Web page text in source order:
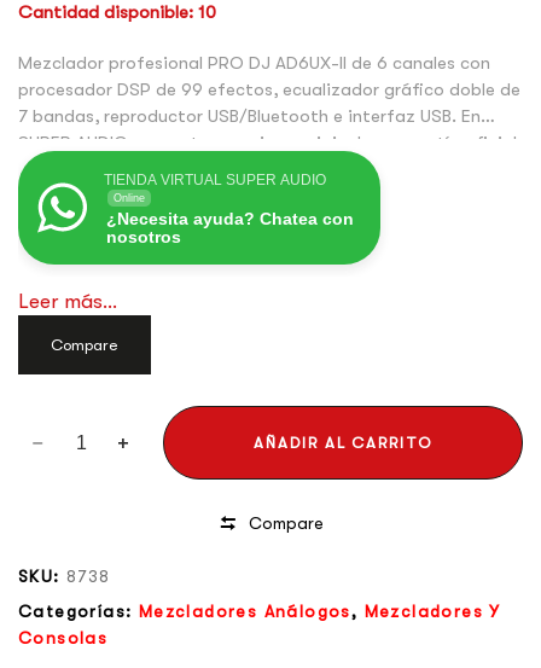
Cantidad disponible: 10
Mezclador profesional PRO DJ AD6UX-II de 6 canales con
procesador DSP de 99 efectos, ecualizador gráfico doble de
7 bandas, reproductor USB/Bluetooth e interfaz USB. En
SUPER AUDIO encuentras equipos originales, garantía oficial
y respaldo especializado.
TIENDA VIRTUAL SUPER AUDIO
Online
¿Necesita ayuda? Chatea con
nosotros
Leer más...
Compare
AÑADIR AL CARRITO
Compare
SKU: 8738
Categorías: Mezcladores Análogos, Mezcladores Y
Consolas